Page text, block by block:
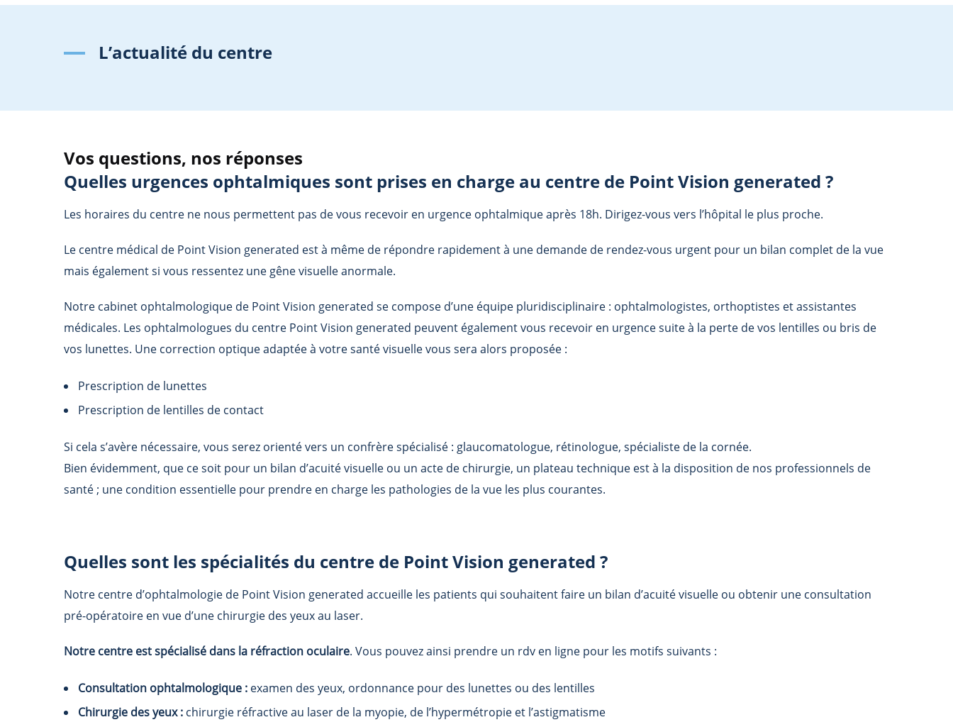
L’actualité du centre
Vos questions, nos réponses
Quelles urgences ophtalmiques sont prises en charge au centre de Point Vision generated ?
Les horaires du centre ne nous permettent pas de vous recevoir en urgence ophtalmique après 18h. Dirigez-vous vers l’hôpital le plus proche.
Le centre médical de Point Vision generated est à même de répondre rapidement à une demande de rendez-vous urgent pour un bilan complet de la vue
mais également si vous ressentez une gêne visuelle anormale.
Notre cabinet ophtalmologique de Point Vision generated se compose d’une équipe pluridisciplinaire : ophtalmologistes, orthoptistes et assistantes
médicales. Les ophtalmologues du centre Point Vision generated peuvent également vous recevoir en urgence suite à la perte de vos lentilles ou bris de
vos lunettes. Une correction optique adaptée à votre santé visuelle vous sera alors proposée :
Prescription de lunettes
Prescription de lentilles de contact
Si cela s’avère nécessaire, vous serez orienté vers un confrère spécialisé : glaucomatologue, rétinologue, spécialiste de la cornée.
Bien évidemment, que ce soit pour un bilan d’acuité visuelle ou un acte de chirurgie, un plateau technique est à la disposition de nos professionnels de
santé ; une condition essentielle pour prendre en charge les pathologies de la vue les plus courantes.
Quelles sont les spécialités du centre de Point Vision generated ?
Notre centre d’ophtalmologie de Point Vision generated accueille les patients qui souhaitent faire un bilan d’acuité visuelle ou obtenir une consultation
pré-opératoire en vue d’une chirurgie des yeux au laser.
Notre centre est spécialisé dans la réfraction oculaire. Vous pouvez ainsi prendre un rdv en ligne pour les motifs suivants :
Consultation ophtalmologique : examen des yeux, ordonnance pour des lunettes ou des lentilles
Chirurgie des yeux : chirurgie réfractive au laser de la myopie, de l’hypermétropie et l’astigmatisme